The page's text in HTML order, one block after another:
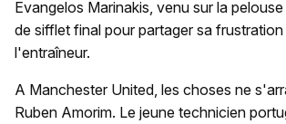
Evangelos Marinakis, venu sur la
de sifflet final pour partager sa frustration
l'entraîneur.
A Manchester United, les choses ne
Ruben Amorim. Le jeune technicien